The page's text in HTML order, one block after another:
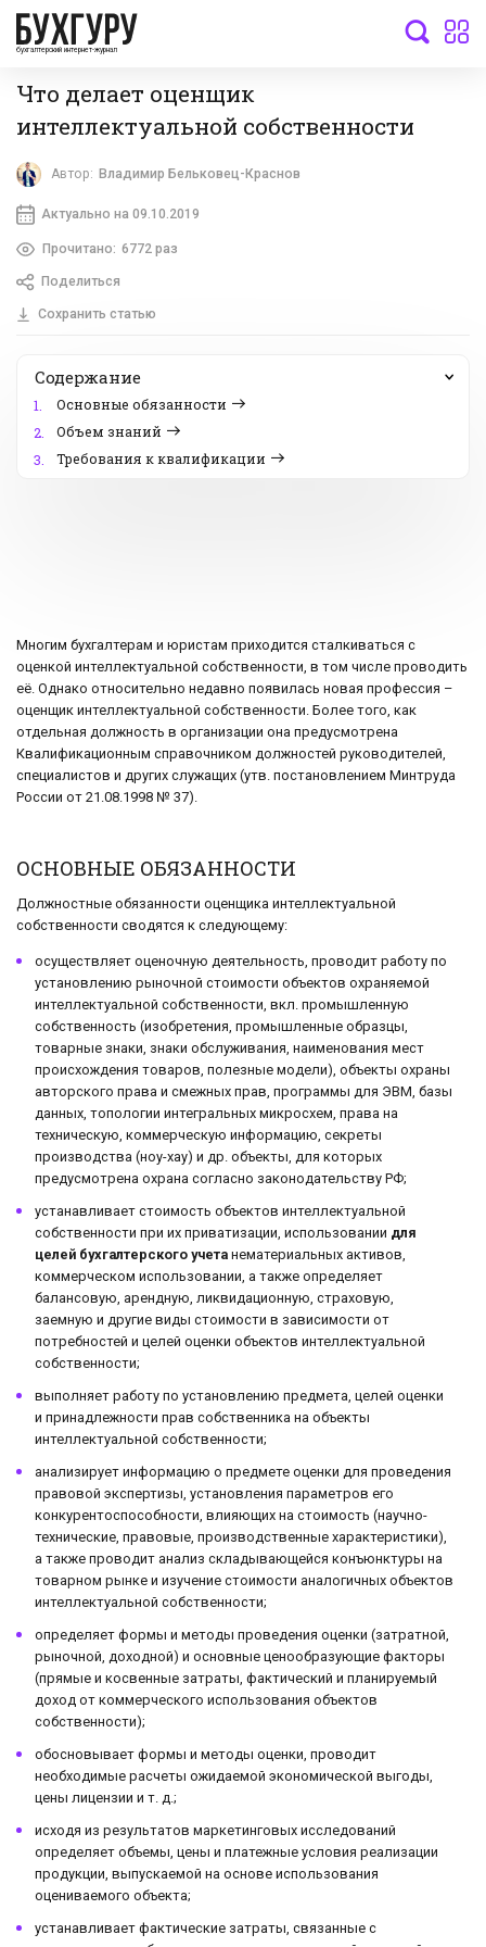
бухгалтерский интернет-журнал
Что делает оценщик
интеллектуальной собственности
Автор: Владимир Бельковец-Краснов
Актуально на 09.10.2019
Прочитано: 6772 раз
Поделиться
Сохранить статью
Содержание
1.
Основные обязанности
2.
Объем знаний
3.
Требования к квалификации
Многим бухгалтерам и юристам приходится сталкиваться с
оценкой интеллектуальной собственности, в том числе проводить
её. Однако относительно недавно появилась новая профессия –
оценщик интеллектуальной собственности. Более того, как
отдельная должность в организации она предусмотрена
Квалификационным справочником должностей руководителей,
специалистов и других служащих (утв. постановлением Минтруда
России от 21.08.1998 № 37).
ОСНОВНЫЕ ОБЯЗАННОСТИ
Должностные обязанности оценщика интеллектуальной
собственности сводятся к следующему:
осуществляет оценочную деятельность, проводит работу по
установлению рыночной стоимости объектов охраняемой
интеллектуальной собственности, вкл. промышленную
собственность (изобретения, промышленные образцы,
товарные знаки, знаки обслуживания, наименования мест
происхождения товаров, полезные модели), объекты охраны
авторского права и смежных прав, программы для ЭВМ, базы
данных, топологии интегральных микросхем, права на
техническую, коммерческую информацию, секреты
производства (ноу-хау) и др. объекты, для которых
предусмотрена охрана согласно законодательству РФ;
устанавливает стоимость объектов интеллектуальной
собственности при их приватизации, использовании для
целей бухгалтерского учета нематериальных активов,
коммерческом использовании, а также определяет
балансовую, арендную, ликвидационную, страховую,
заемную и другие виды стоимости в зависимости от
потребностей и целей оценки объектов интеллектуальной
собственности;
выполняет работу по установлению предмета, целей оценки
и принадлежности прав собственника на объекты
интеллектуальной собственности;
анализирует информацию о предмете оценки для проведения
правовой экспертизы, установления параметров его
конкурентоспособности, влияющих на стоимость (научно-
технические, правовые, производственные характеристики),
а также проводит анализ складывающейся конъюнктуры на
товарном рынке и изучение стоимости аналогичных объектов
интеллектуальной собственности;
определяет формы и методы проведения оценки (затратной,
рыночной, доходной) и основные ценообразующие факторы
(прямые и косвенные затраты, фактический и планируемый
доход от коммерческого использования объектов
собственности);
обосновывает формы и методы оценки, проводит
необходимые расчеты ожидаемой экономической выгоды,
цены лицензии и т. д.;
исходя из результатов маркетинговых исследований
определяет объемы, цены и платежные условия реализации
продукции, выпускаемой на основе использования
оцениваемого объекта;
устанавливает фактические затраты, связанные с